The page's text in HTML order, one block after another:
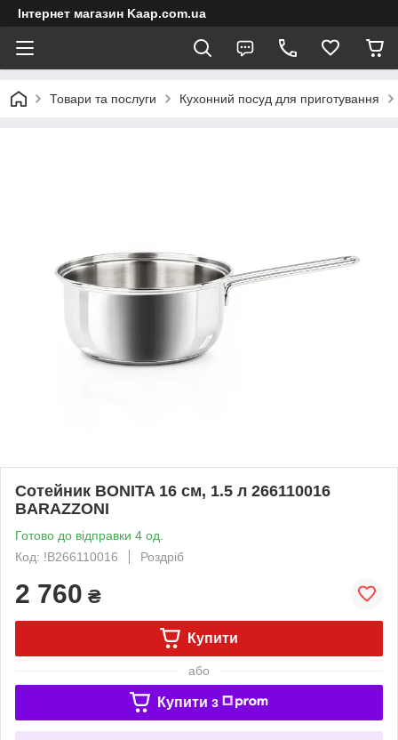
Інтернет магазин Kaap.com.ua
Товари та послуги Кухонний посуд для приготування
Сотейник BONITA 16 см, 1.5 л 266110016
BARAZZONI
Готово до відправки 4 од.
Код: !B266110016
Роздріб
2 760 ₴
Купити
або
Купити з